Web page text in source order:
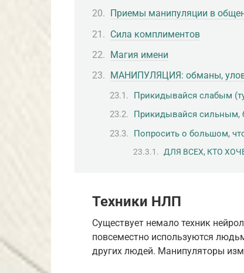
Приемы манипуляции в
Сила комплиментов
Магия имени
МАНИПУЛЯЦИЯ: обманы,
Прикидывайся слабым
Прикидывайся сильным,
Попросить о большом,
ДЛЯ ВСЕХ, КТО
Техники НЛП
Существует немало техник
повсеместно используются
других людей. Манипуляторы